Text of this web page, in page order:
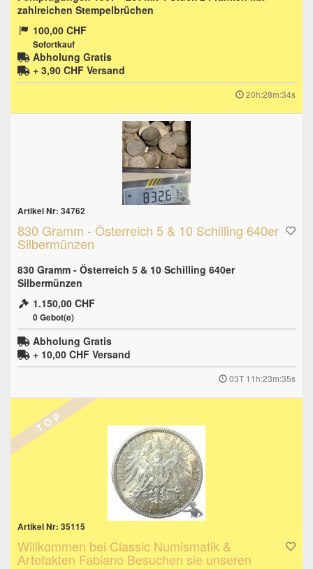
zahlreichen Stempelbrüchen
100,00 CHF
Sofortkauf
Abholung Gratis
+ 3,90 CHF Versand
20h:28m:33s
Artikel Nr: 34762
830 Gramm - Österreich 5 & 10 Schilling 640er
Silbermünzen
830 Gramm - Österreich 5 & 10 Schilling 640er
Silbermünzen
1.150,00 CHF
0Gebot(e)
Abholung Gratis
+ 10,00 CHF Versand
03T 11h:23m:34s
T O P
Artikel Nr: 35115
Willkommen bei Classic Numismatik &
Artefakten Fabiano Besuchen sie unseren